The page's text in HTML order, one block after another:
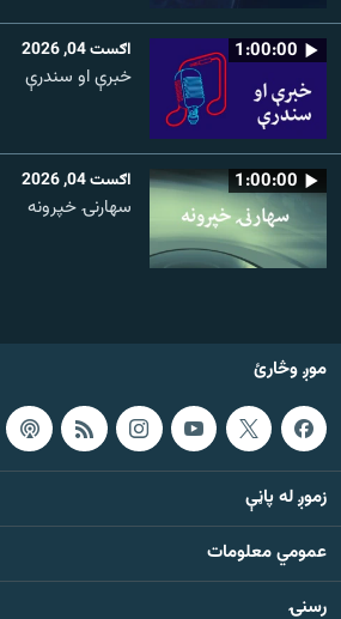
1:00:00 اګست 04, 2026
خبرې او سندرې
1:00:00 اګست 04, 2026
سهارنۍ خپرونه
موږ وڅارئ
زموږ له پاڼې
عمومي معلومات
رسنۍ